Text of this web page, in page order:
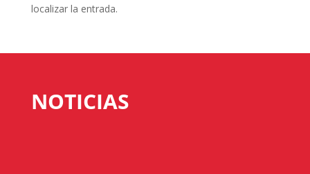
localizar la entrada.
NOTICIAS